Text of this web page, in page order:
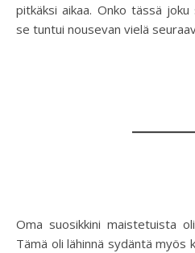
pitkäksi aikaa. Onko tässä joku
se tuntui nousevan vielä
Oma suosikkini maistetuista
Tämä oli lähinnä sydäntä myös